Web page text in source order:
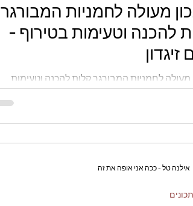
מעולה לחמניות המבורגר
קלות להכנה וטעימות בטירוף -
זיגדון
מעולה לחמניות המבורגר קלות להכנה וטעימות
אילנה טל - ככה אני אופה את זה